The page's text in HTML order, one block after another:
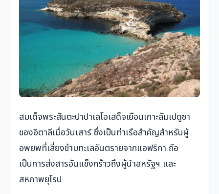
สมเด็จพระสันตะปาปาเลโอเสด็จเยือนเกาะลัมเปดูซา
ของอิตาลีเมื่อวันเสาร์ ซึ่งเป็นท่าเรือสำคัญสำหรับผู้
อพยพที่เสี่ยงข้ามทะเลอันตรายจากแอฟริกา ถือ
เป็นการส่งสารอันแข็งกร้าวถึงผู้นำสหรัฐฯ และ
สหภาพยุโรป